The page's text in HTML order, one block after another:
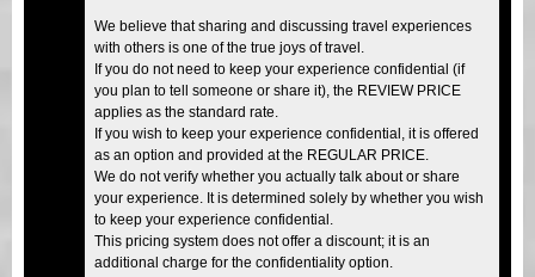
We believe that sharing and discussing travel experiences
with others is one of the true joys of travel.
If you do not need to keep your experience confidential (if
you plan to tell someone or share it), the REVIEW PRICE
applies as the standard rate.
If you wish to keep your experience confidential, it is offered
as an option and provided at the REGULAR PRICE.
We do not verify whether you actually talk about or share
your experience. It is determined solely by whether you wish
to keep your experience confidential.
This pricing system does not offer a discount; it is an
additional charge for the confidentiality option.